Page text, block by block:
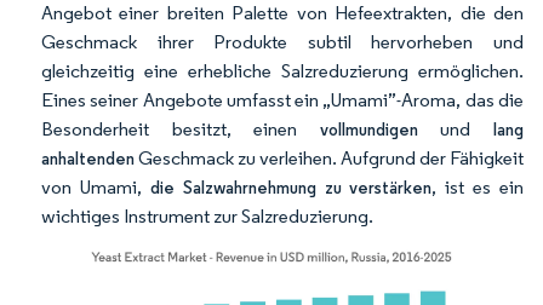
Angebot einer breiten Palette von Hefeextrakten, die den
Geschmack ihrer Produkte subtil hervorheben und
gleichzeitig eine erhebliche Salzreduzierung ermöglichen.
Eines seiner Angebote umfasst ein „Umami”-Aroma, das die
Besonderheit besitzt, einen vollmundigenundlang
anhaltendenGeschmack zu verleihen. Aufgrund der Fähigkeit
von Umami, die Salzwahrnehmung zu verstärken, ist es ein
wichtiges Instrument zur Salzreduzierung.